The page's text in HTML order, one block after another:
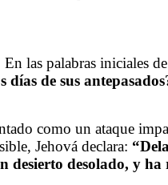
las palabras iniciales
de sus
como un ataque
Jehová declara:
desierto desolado, y